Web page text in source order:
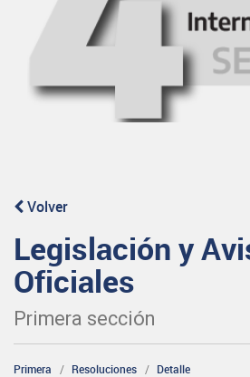
Volver
Legislación y
Oficiales
Primera sección
Primera Resoluciones Detalle